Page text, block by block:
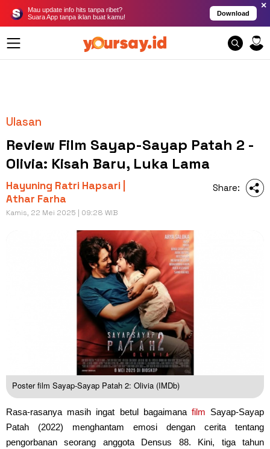
Mau update info hits tanpa ribet?
Suara App tanpa iklan buat kamu!
Download
×
Ulasan
Review Film Sayap-Sayap Patah 2 -
Olivia: Kisah Baru, Luka Lama
Hayuning Ratri Hapsari |
Athar Farha
Kamis, 22 Mei 2025 | 09:28 WIB
Share:
Poster film Sayap-Sayap Patah 2: Olivia (IMDb)
Rasa-rasanya masih ingat betul bagaimana film Sayap-Sayap
Patah (2022) menghantam emosi dengan cerita tentang
pengorbanan seorang anggota Densus 88. Kini, tiga tahun